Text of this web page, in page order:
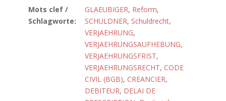
Mots clef /
Schlagworte:
GLAEUBIGER, Reform,
SCHULDNER, Schuldrecht,
VERJAEHRUNG,
VERJAEHRUNGSAUFHEBUNG,
VERJAEHRUNGSFRIST,
VERJAEHRUNGSRECHT, CODE
CIVIL (BGB), CREANCIER,
DEBITEUR, DELAI DE